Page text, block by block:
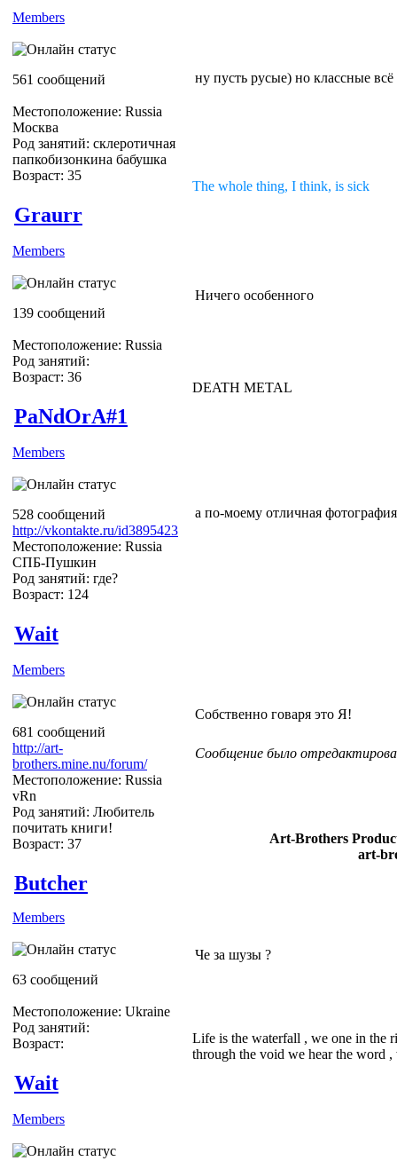
Members
561 сообщений
Местоположение: Russia
Москва
Род занятий: склеротичная
папкобизонкина бабушка
Возраст: 35
ну пусть русые) но классные всё
The whole thing, I think, is sick
Graurr
Members
139 сообщений
Местоположение: Russia
Род занятий:
Возраст: 36
Ничего особенного
DEATH METAL
PaNdOrA#1
Members
528 сообщений
http://vkontakte.ru/id3895423
Местоположение: Russia
СПБ-Пушкин
Род занятий: где?
Возраст: 124
а по-моему отличная
Wait
Members
681 сообщений
http://art-
brothers.mine.nu/forum/
Местоположение: Russia
vRn
Род занятий: Любитель
почитать книги!
Возраст: 37
Собственно говаря это Я!
Сообщение было
Art-Brothers
art-
Butcher
Members
63 сообщений
Местоположение: Ukraine
Род занятий:
Возраст:
Че за шузы ?
Life is the waterfall , we one in the
through the void we hear the word
Wait
Members